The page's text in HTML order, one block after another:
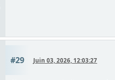
#29 Juin 03, 2026, 12:03:27